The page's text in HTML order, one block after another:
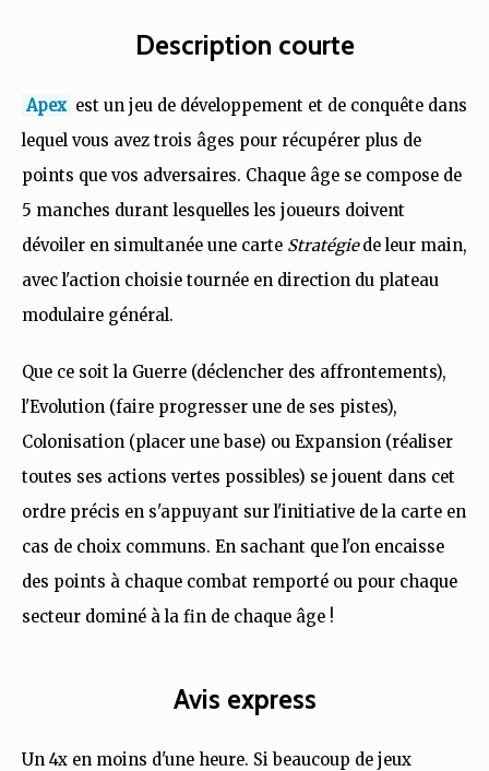
Description courte
Apex est un jeu de développement et de conquête dans
lequel vous avez trois âges pour récupérer plus de
points que vos adversaires. Chaque âge se compose de
5 manches durant lesquelles les joueurs doivent
dévoiler en simultanée une carte Stratégiede leur main,
avec l'action choisie tournée en direction du plateau
modulaire général.
Que ce soit la Guerre (déclencher des affrontements),
l'Evolution (faire progresser une de ses pistes),
Colonisation (placer une base) ou Expansion (réaliser
toutes ses actions vertes possibles) se jouent dans cet
ordre précis en s'appuyant sur l'initiative de la carte en
cas de choix communs. En sachant que l'on encaisse
des points à chaque combat remporté ou pour chaque
secteur dominé à la fin de chaque âge !
Avis express
Un 4x en moins d'une heure. Si beaucoup de jeux